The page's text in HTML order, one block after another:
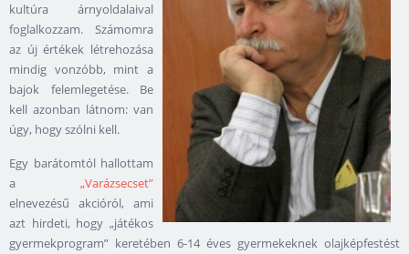
kultúra árnyoldalaival
foglalkozzam. Számomra
az új értékek létrehozása
mindig vonzóbb, mint a
bajok felemlegetése. Be
kell azonban látnom: van
úgy, hogy szólni kell.
Egy barátomtól hallottam
a „Varázsecset”
elnevezésű akcióról, ami
azt hirdeti, hogy „játékos
gyermekprogram” keretében 6-14 éves gyermekeknek olajképfestést